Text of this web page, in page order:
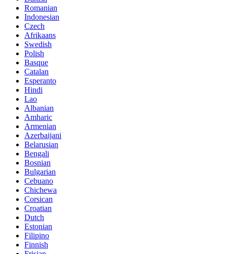
Romanian
Indonesian
Czech
Afrikaans
Swedish
Polish
Basque
Catalan
Esperanto
Hindi
Lao
Albanian
Amharic
Armenian
Azerbaijani
Belarusian
Bengali
Bosnian
Bulgarian
Cebuano
Chichewa
Corsican
Croatian
Dutch
Estonian
Filipino
Finnish